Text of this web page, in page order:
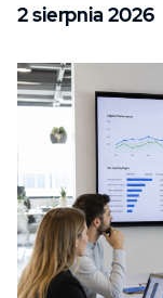
2 sierpnia 2026